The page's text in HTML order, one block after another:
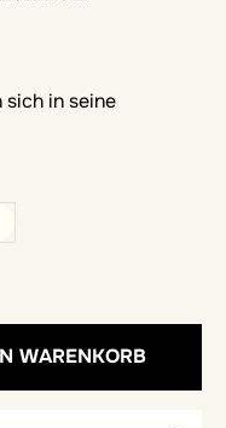
sich in seine
WARENKORB